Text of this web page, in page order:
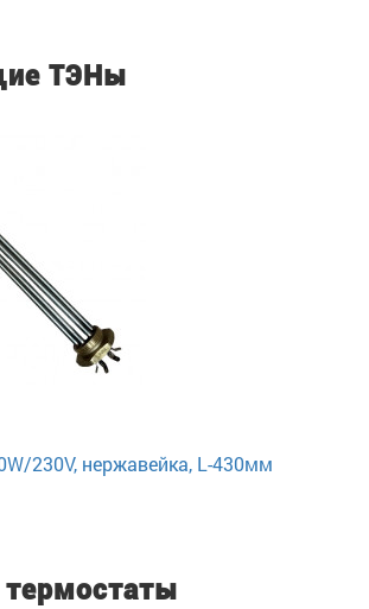
ТЭНы
230V, нержавейка, L-430мм